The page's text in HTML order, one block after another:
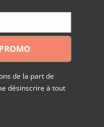
de la part de
désinscrire à tout